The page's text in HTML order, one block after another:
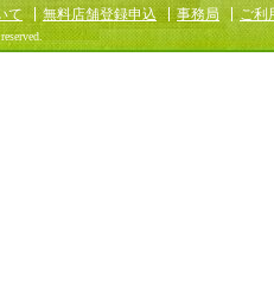
て 無料店舗登録申込 事務局 ご利